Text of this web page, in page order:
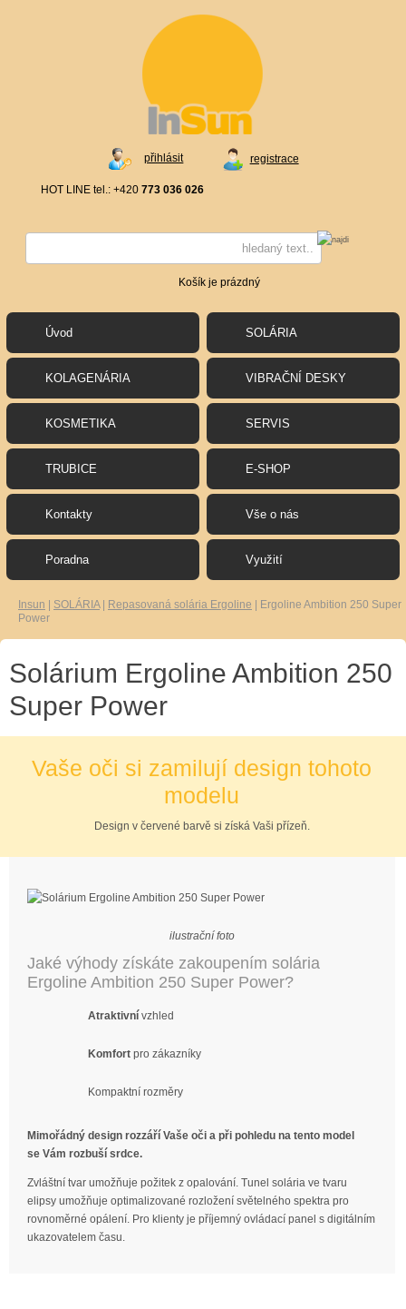
registrace
přihlásit
HOT LINE tel.: +420 773 036 026
Košík je prázdný
Úvod SOLÁRIA
KOLAGENÁRIA VIBRAČNÍ DESKY
KOSMETIKA SERVIS
TRUBICE E-SHOP
Kontakty Vše o nás
Poradna Využití
Insun SOLÁRIA| Repasovaná solária Ergoline
Ergoline Ambition 250 Super
Power
Solárium Ergoline Ambition 250
Super Power
Vaše oči si zamilují design tohoto
modelu
Design v červené barvě si získá Vaši přízeň.
ilustrační foto
Jaké výhody získáte zakoupením solária
Ergoline Ambition 250 Super Power?
Atraktivní vzhled
Komfort pro zákazníky
Kompaktní rozměry
Mimořádný design rozzáří Vaše oči a při pohledu na tento model
se Vám rozbuší srdce.
Zvláštní tvar umožňuje požitek z opalování. Tunel solária ve tvaru
elipsy umožňuje optimalizované rozložení světelného spektra pro
rovnoměrné opálení. Pro klienty je příjemný ovládací panel s digitálním
ukazovatelem času.